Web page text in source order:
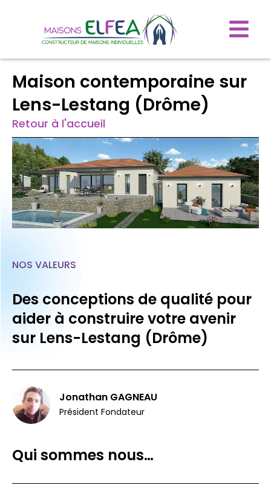
Maison contemporaine sur
Lens-Lestang (Drôme)
Retour à l'accueil
Qui sommes nous…
NOS VALEURS
Des conceptions de qualité pour
aider à construire votre avenir
sur Lens-Lestang (Drôme)
Jonathan GAGNEAU
Président Fondateur